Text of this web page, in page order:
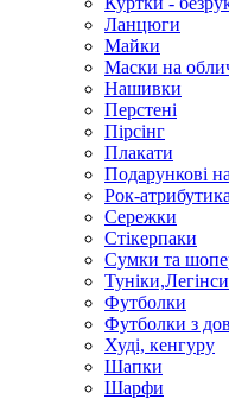
Ланцюги
Майки
Маски на
Нашивки
Перстені
Пірсінг
Плакати
Подарункові
Рок-
Сережки
Стікерпаки
Сумки та
Туніки,Легінси
Футболки
Футболки з
Худі, кенгуру
Шапки
Шарфи